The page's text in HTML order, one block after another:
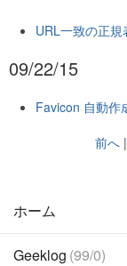
URL一致の正規
09/22/15
Favicon 自動作
前へ |
ホーム
Geeklog (99/0)